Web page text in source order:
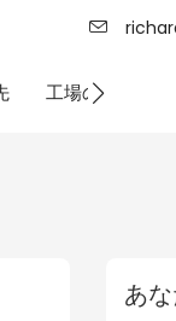
工場の強さ
あ